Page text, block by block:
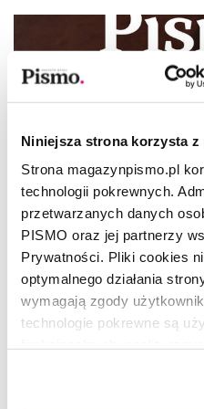
Niniejsza strona korzysta
Strona magazynpismo.pl
technologii pokrewnych.
przetwarzanych danych
PISMO oraz jej partnerzy
Prywatności. Pliki cookies
optymalnego działania
wymagają zgody
technologie pokrewne są
dobrowolną zgodę na pliki